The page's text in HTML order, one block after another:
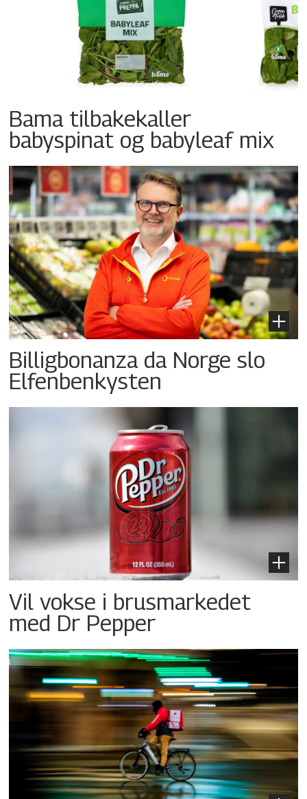
Bama tilbakekaller
babyspinat og babyleaf mix
Billigbonanza da Norge slo
Elfenbenkysten
Vil vokse i brusmarkedet
med Dr Pepper